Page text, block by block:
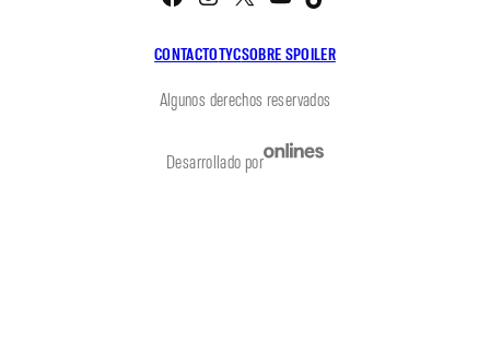
CONTACTOTYCSOBRE SPOILER
Algunos derechos reservados
Desarrollado por